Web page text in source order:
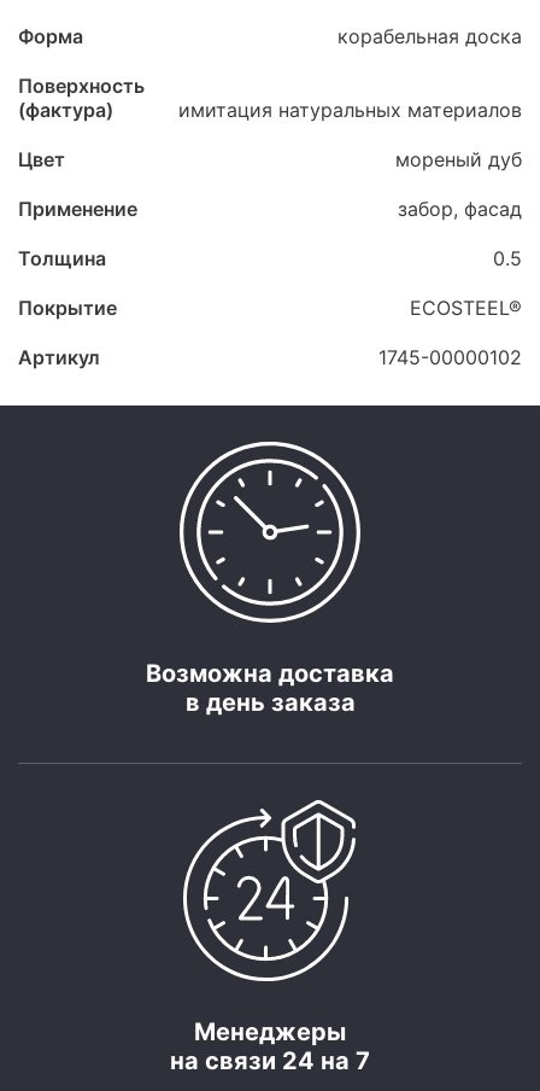
Форма корабельная доска
Поверхность
(фактура)
имитация натуральных материалов
Цвет мореный дуб
Применение забор, фасад
Толщина 0.5
Покрытие ECOSTEEL®
Артикул 1745-00000102
Возможна доставка
в день заказа
Менеджеры
на связи 24 на 7